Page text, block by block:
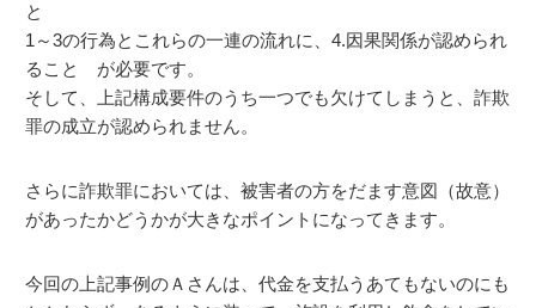
と
1～3の行為とこれらの一連の流れに、4.因果関係が認められ
ること が必要です。
そして、上記構成要件のうち一つでも欠けてしまうと、詐欺
罪の成立が認められません。
さらに詐欺罪においては、被害者の方をだます意図（故意）
があったかどうかが大きなポイントになってきます。
今回の上記事例のＡさんは、代金を支払うあてもないのにも